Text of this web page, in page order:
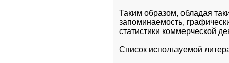
Таким образом, обладая
запоминаемость,
статистики коммерческой
Список используемой